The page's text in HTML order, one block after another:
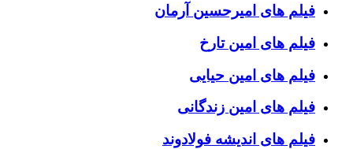
فیلم های امیرحسین آرمان
فیلم های امین تارخ
فیلم های امین حیایی
فیلم های امین زندگانی
فیلم های اندیشه فولادوند